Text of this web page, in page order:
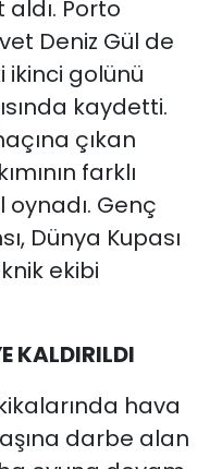
Porto
Deniz Gül de
ikinci golünü
kaydetti.
çıkan
farklı
Genç
Dünya Kupası
ekibi
KALDIRILDI
hava
darbe alan